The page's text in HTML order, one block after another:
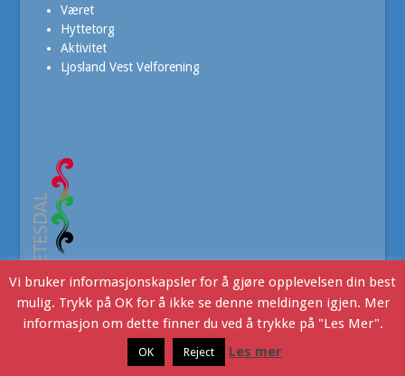
Været
Hyttetorg
Aktivitet
Ljosland Vest Velforening
- Copyright © 2016. Webdesign v/JHR Produksjon
Ljosland i dagKontakt Oss
Vi bruker informasjonskapsler for å gjøre opplevelsen din best
mulig. Trykk på OK for å ikke se denne meldingen igjen. Mer
informasjon om dette finner du ved å trykke på "Les Mer".
OK Reject Les mer